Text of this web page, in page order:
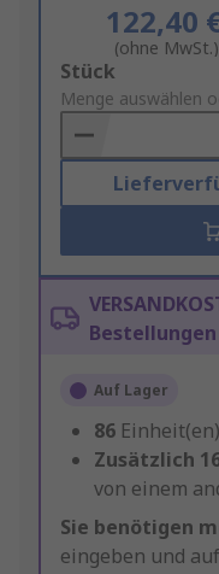
122,40
(ohne MwSt.)
Add
to
Basket
Stück
Menge auswählen
Bestellungen
Auf Lager
86
Zusätzlich
von einem
Sie benötigen
eingeben und